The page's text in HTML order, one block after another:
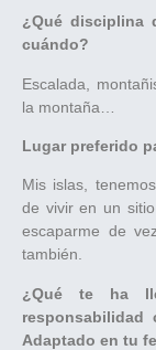
¿Qué disciplina
cuándo?
Escalada,
la montaña…
Lugar preferido
Mis islas,
de vivir en un
escaparme de
también.
¿Qué te ha
Adaptado en tu